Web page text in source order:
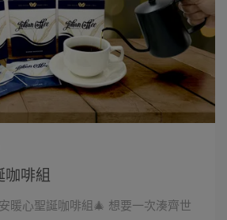
咖啡組
暖心聖誕咖啡組🎄 想要一次湊齊世